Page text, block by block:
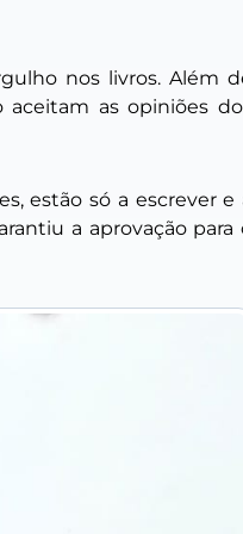
nos livros. Além
aceitam as opiniões
estão só a escrever e
a aprovação para